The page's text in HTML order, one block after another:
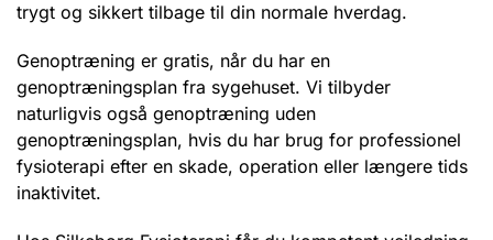
trygt og sikkert tilbage til din normale hverdag.
Genoptræning er gratis, når du har en
genoptræningsplan fra sygehuset. Vi tilbyder
naturligvis også genoptræning uden
genoptræningsplan, hvis du har brug for professionel
fysioterapi efter en skade, operation eller længere tids
inaktivitet.